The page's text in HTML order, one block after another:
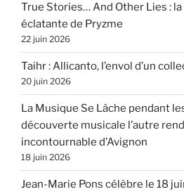
True Stories… And Other Lies :
éclatante de Pryzme
22 juin 2026
Taihr : Allicanto, l’envol d’un
20 juin 2026
La Musique Se Lâche pendant
découverte musicale l’autre
incontournable d’Avignon
18 juin 2026
Jean-Marie Pons célèbre le 18